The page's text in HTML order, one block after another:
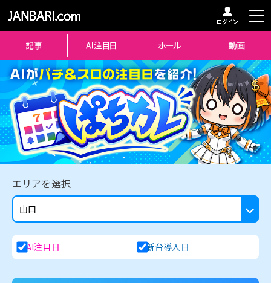
エリアを選択
AI注目日 新台導入日